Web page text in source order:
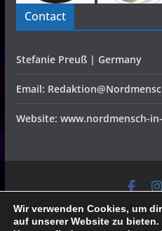
Contact
Stefanie Preuß | Germany
Email:
Website: www.nordmensch-
GalerienTeamPartner
Wir verwenden Cookies, um
auf unserer Website zu bieten.